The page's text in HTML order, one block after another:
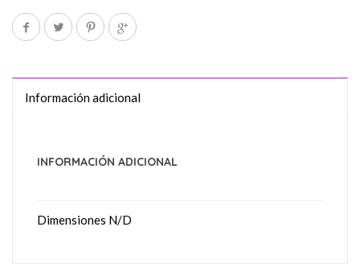
Información adicional
INFORMACIÓN ADICIONAL
Dimensiones N/D